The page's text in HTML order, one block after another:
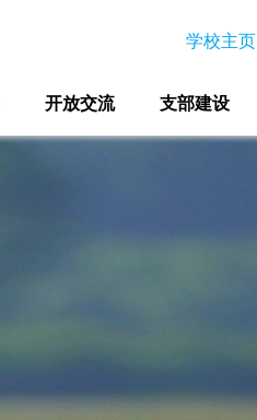
学校主页
开放交流 支部建设